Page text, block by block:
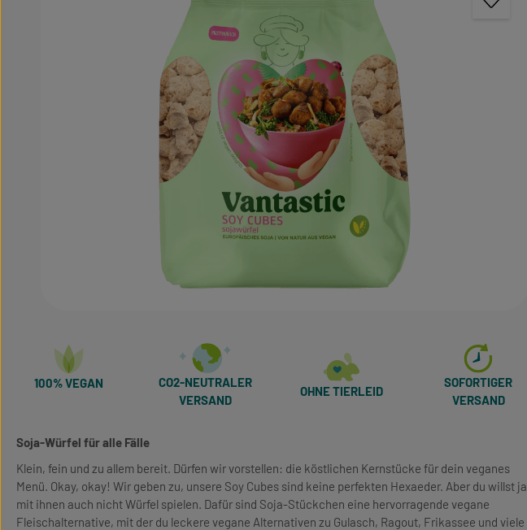
100% VEGAN
CO2-NEUTRALER
VERSAND
OHNE TIERLEID
SOFORTIGER
VERSAND
Soja-Würfel für alle Fälle
Klein, fein und zu allem bereit. Dürfen wir vorstellen: die köstlichen Kernstücke für dein veganes
Menü. Okay, okay! Wir geben zu, unsere Soy Cubes sind keine perfekten Hexaeder. Aber du willst ja
mit ihnen auch nicht Würfel spielen. Dafür sind Soja-Stückchen eine hervorragende vegane
Fleischalternative, mit der du leckere vegane Alternativen zu Gulasch, Ragout, Frikassee und viele